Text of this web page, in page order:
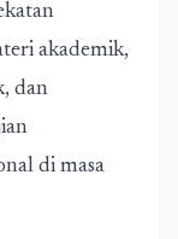
akademik,
dan
di masa